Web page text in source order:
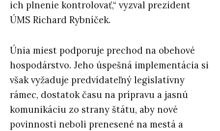
ich plnenie kontrolovať,“ vyzval prezident
ÚMS Richard Rybníček.
Únia miest podporuje prechod na obehové
hospodárstvo. Jeho úspešná implementácia si
však vyžaduje predvídateľný legislatívny
rámec, dostatok času na prípravu a jasnú
komunikáciu zo strany štátu, aby nové
povinnosti neboli prenesené na mestá a